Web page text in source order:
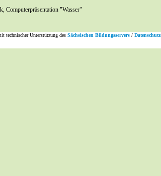
"Wasser"
technischer Unterstützung des Sächsischen Bildungsservers /